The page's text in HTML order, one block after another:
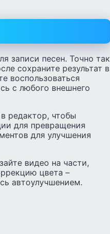
записи песен. Точно так
сохраните результат в
воспользоваться
с любого внешнего
редактор, чтобы
для превращения
для улучшения
видео на части,
цвета –
автоулучшением.